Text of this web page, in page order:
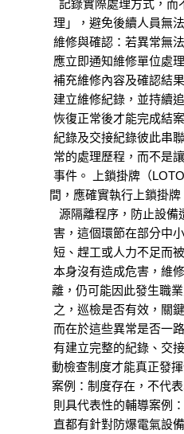
記錄實際處理方式，而
理」，避免後續人員無
維修與確認：若異常無
應立即通知維修單位處
補充維修內容及確認結
建立維修紀錄，並持續
恢復正常後才能完成結
紀錄及交接紀錄彼此串
常的處理歷程，而不是
事件。 上鎖掛牌（
間，應確實執行上鎖掛
源隔離程序，防止設備
害，這個環節在部分中
短、趕工或人力不足而
本身沒有造成危害，維
離，仍可能因此發生職
之，巡檢是否有效，關
而在於這些異常是否一
有建立完整的紀錄、交
動檢查制度才能真正發
案例：制度存在，不代
則具代表性的輔導案例
直都有針對防爆電氣設